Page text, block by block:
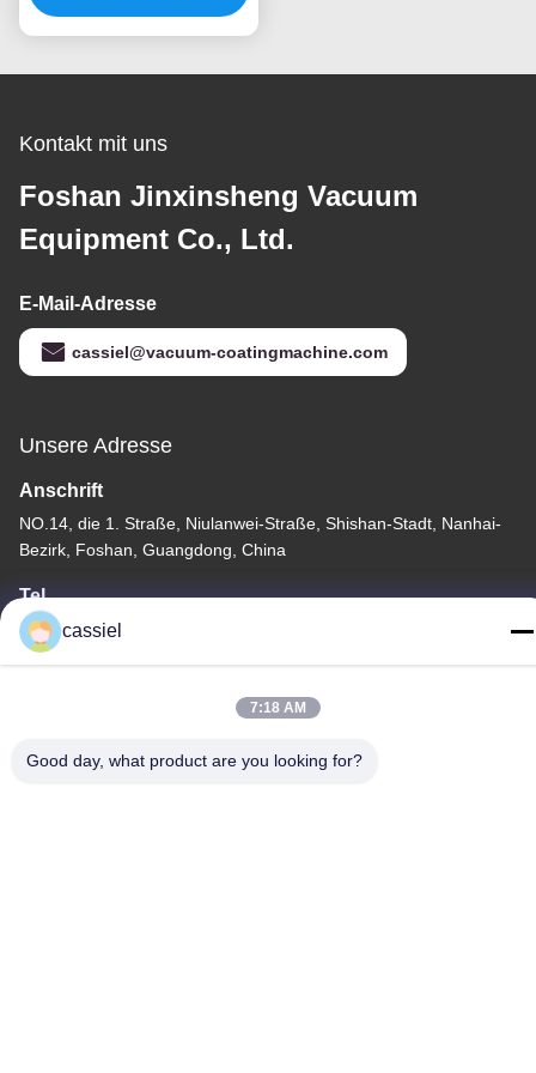
Möbelrahmen
Kontakt mit uns
Foshan Jinxinsheng Vacuum
Equipment Co., Ltd.
E-Mail-Adresse
cassiel@vacuum-coatingmachine.com
Unsere Adresse
Anschrift
NO.14, die 1. Straße, Niulanwei-Straße, Shishan-Stadt, Nanhai-
Bezirk, Foshan, Guangdong, China
Tel.
86-139-2915-0962
Datenschutzrichtlinie|Sitemap
cassiel
7:18 AM
Good day, what product are you looking for?